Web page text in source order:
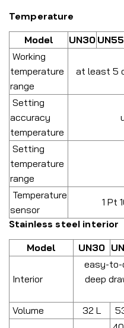
Temperature
Model UN30 UN55
Working
temperature
range
at least 5
Setting
accuracy
temperature
Setting
temperature
range
Temperature
sensor
1 Pt
Stainless steel interior
Model UN30
Interior
easy-to-
deep
Volume
32 L